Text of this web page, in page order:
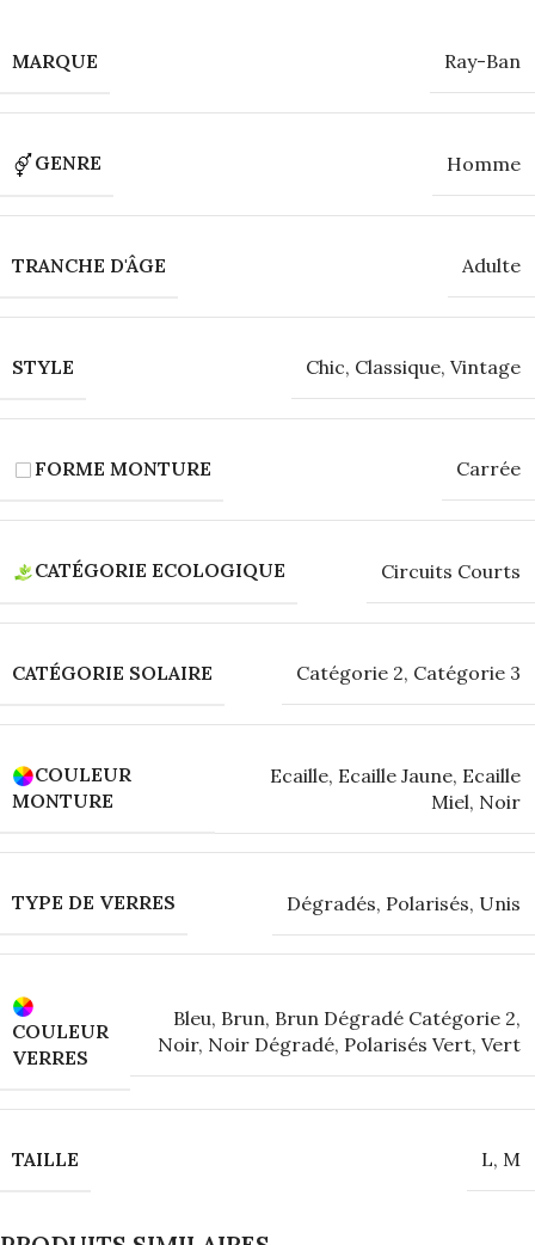
MARQUE Ray-Ban
GENRE Homme
TRANCHE D'ÂGE Adulte
STYLE Chic, Classique, Vintage
FORME MONTURE Carrée
CATÉGORIE ECOLOGIQUE Circuits Courts
CATÉGORIE SOLAIRE Catégorie 2, Catégorie 3
COULEUR
MONTURE
Ecaille, Ecaille Jaune, Ecaille
Miel, Noir
TYPE DE VERRES Dégradés, Polarisés, Unis
COULEUR
VERRES
Bleu, Brun, Brun Dégradé Catégorie 2,
Noir, Noir Dégradé, Polarisés Vert, Vert
TAILLE L, M